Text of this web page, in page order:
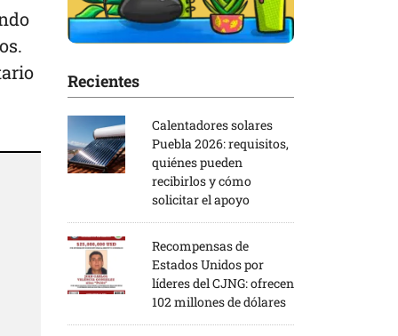
Recientes
Calentadores solares
Puebla 2026: requisitos,
quiénes pueden
recibirlos y cómo
solicitar el apoyo
Recompensas de
Estados Unidos por
líderes del CJNG: ofrecen
102 millones de dólares